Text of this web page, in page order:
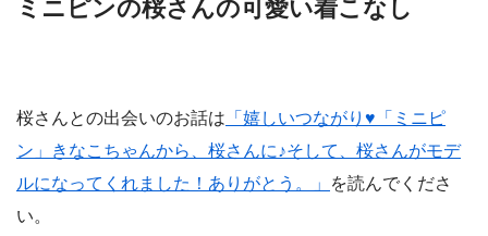
ミニピンの桜さんの可愛い着こなし
桜さんとの出会いのお話は 「嬉しいつながり♥︎「ミニピ
ン」きなこちゃんから、桜さんに♪そして、桜さんがモデ
ルになってくれました！ありがとう。」
を読んでくださ
い。